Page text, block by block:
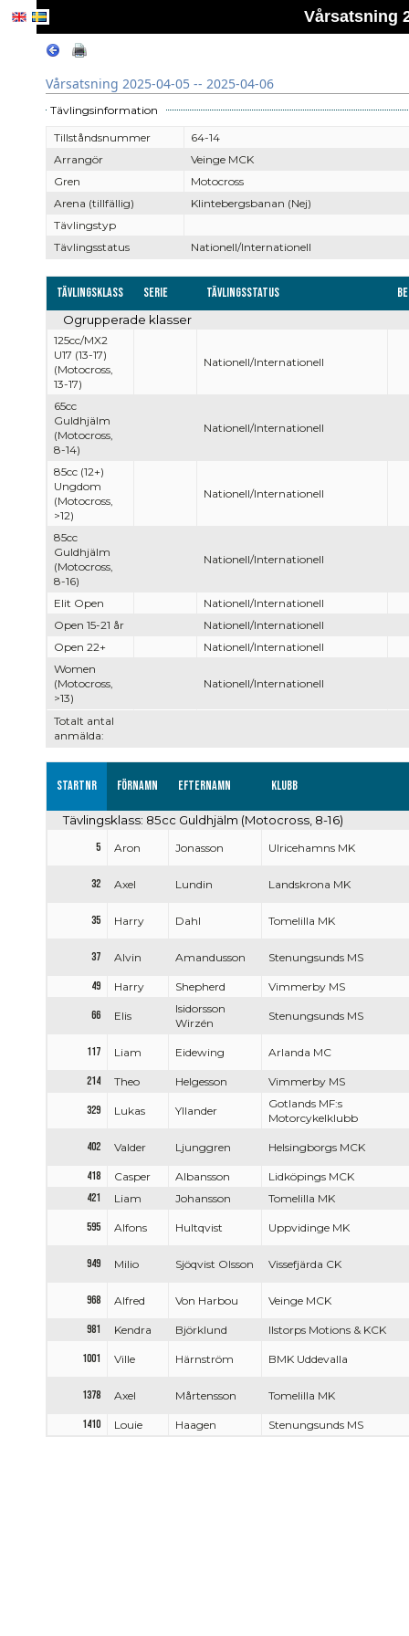
Vårsatsning
Vårsatsning 2025-04-05 -- 2025-04-06
Tävlingsinformation
Tillståndsnummer
64-14
Arrangör
Veinge MCK
Gren
Motocross
Arena (tillfällig)
Klintebergsbanan (Nej)
Tävlingstyp
Tävlingsstatus
Nationell/Internationell
Tävlingsklass Serie Tävlingsstatus
Totalt antal
anmälda:
Ogrupperade klasser
125cc/MX2
U17 (13-17)
(Motocross,
13-17)
Nationell/Internationell
65cc
Guldhjälm
(Motocross,
8-14)
Nationell/Internationell
85cc (12+)
Ungdom
(Motocross,
>12)
Nationell/Internationell
85cc
Guldhjälm
(Motocross,
8-16)
Nationell/Internationell
Elit Open
Nationell/Internationell
Open 15-21 år
Nationell/Internationell
Open 22+
Nationell/Internationell
Women
(Motocross,
>13)
Nationell/Internationell
Startnr Förnamn Efternamn Klubb
Tävlingsklass: 85cc Guldhjälm (Motocross, 8-16)
5 Aron Jonasson Ulricehamns MK
32 Axel Lundin Landskrona MK
35 Harry Dahl Tomelilla MK
37 Alvin Amandusson Stenungsunds MS
49 Harry Shepherd Vimmerby MS
66 Elis
Isidorsson
Wirzén
Stenungsunds MS
117 Liam Eidewing Arlanda MC
214 Theo Helgesson Vimmerby MS
329 Lukas Yllander
Gotlands MF:s
Motorcykelklubb
402 Valder Ljunggren Helsingborgs MCK
418 Casper Albansson
Lidköpings MCK
421
Liam Johansson Tomelilla MK
595 Alfons Hultqvist Uppvidinge MK
949 Milio Sjöqvist Olsson Vissefjärda CK
968 Alfred Von Harbou Veinge MCK
981 Kendra Björklund Ilstorps Motions & KCK
1001 Ville Härnström BMK Uddevalla
1378 Axel Mårtensson Tomelilla MK
1410 Louie Haagen Stenungsunds MS